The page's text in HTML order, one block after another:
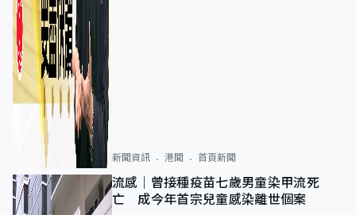
新聞資訊 港聞 首頁新聞
流感｜曾接種疫苗七歲男童染甲流死
亡 成今年首宗兒童感染離世個案